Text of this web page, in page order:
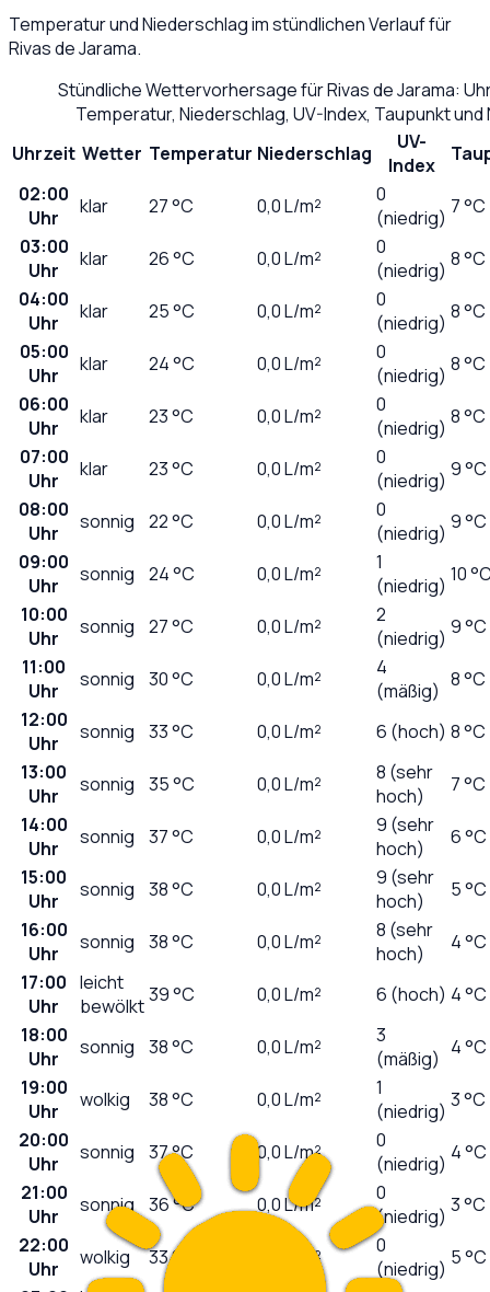
Temperatur und Niederschlag im stündlichen Verlauf für
Rivas de Jarama.
Stündliche Wettervorhersage fürRivas de Jarama:
Temperatur, Niederschlag, UV-Index, Taupunkt
Uhrzeit Wetter Temperatur Niederschlag
UV-
Index
02:00
Uhr
klar 27°C 0,0L/m²
0
(niedrig) 7 °C
03:00
Uhr
klar 26°C 0,0L/m²
0
(niedrig) 8 °C
04:00
Uhr
klar 25°C 0,0L/m²
0
(niedrig) 8 °C
05:00
Uhr
klar 24°C 0,0L/m²
0
(niedrig) 8 °C
06:00
Uhr
klar 23°C 0,0L/m²
0
(niedrig) 8 °C
07:00
Uhr
klar 23°C 0,0L/m²
0
(niedrig) 9 °C
08:00
Uhr
sonnig 22°C 0,0L/m²
0
(niedrig) 9 °C
09:00
Uhr
sonnig 24°C 0,0L/m²
1
(niedrig) 10
10:00
Uhr
sonnig 27°C 0,0L/m²
2
(niedrig) 9 °C
11:00
Uhr
sonnig 30°C 0,0L/m²
4
(mäßig) 8 °C
12:00
Uhr
sonnig 33°C 0,0L/m² 6 (hoch) 8 °C
13:00
Uhr
sonnig 35°C 0,0L/m²
8 (sehr
hoch)
7 °C
14:00
Uhr
sonnig 37°C 0,0L/m²
9 (sehr
hoch)
6 °C
15:00
Uhr
sonnig 38°C 0,0L/m²
9 (sehr
hoch)
5 °C
16:00
Uhr
sonnig 38°C 0,0L/m²
8 (sehr
hoch)
4 °C
17:00
Uhr
leicht
bewölkt39°C 0,0L/m² 6 (hoch) 4 °C
18:00
Uhr
sonnig 38°C 0,0L/m²
3
(mäßig) 4 °C
19:00
Uhr
wolkig 38°C 0,0L/m²
1
(niedrig) 3 °C
20:00
Uhr
sonnig 37°C 0,0L/m²
0
(niedrig) 4 °C
21:00
Uhr
sonnig 36°C 0,0L/m²
0
(niedrig) 3 °C
22:00
Uhr
wolkig 33°C L/m²
0
(niedrig) 5 °C